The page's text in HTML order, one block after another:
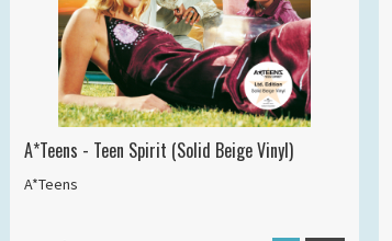
A*Teens - Teen Spirit (Solid Beige Vinyl)
A*Teens